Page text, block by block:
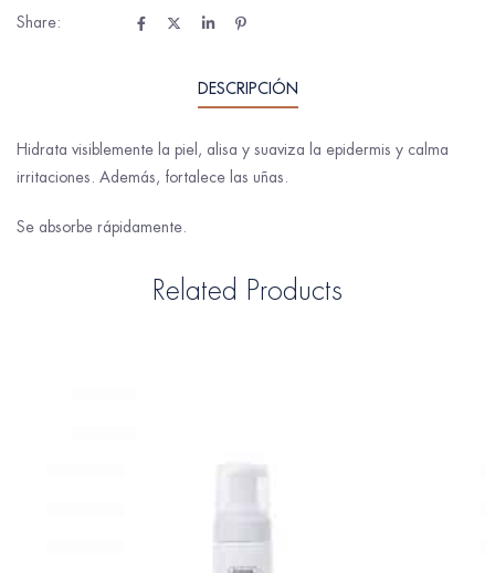
Share:
DESCRIPCIÓN
Hidrata visiblemente la piel, alisa y suaviza la epidermis y calma
irritaciones. Además, fortalece las uñas.
Se absorbe rápidamente.
Related Products